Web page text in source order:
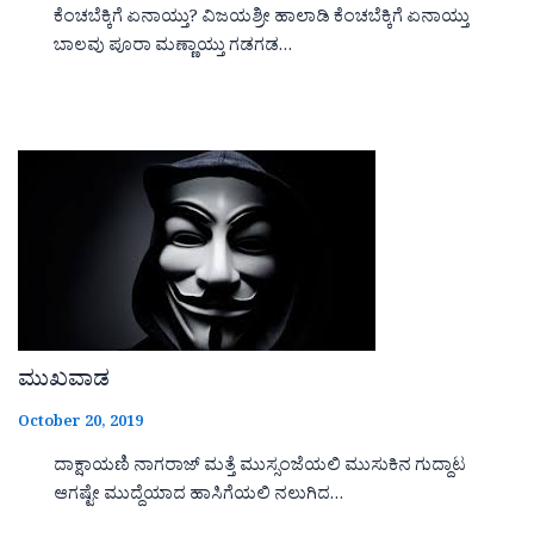
ಕೆಂಚಬೆಕ್ಕಿಗೆ ಏನಾಯ್ತು? ವಿಜಯಶ್ರೀ ಹಾಲಾಡಿ ಕೆಂಚಬೆಕ್ಕಿಗೆ ಏನಾಯ್ತು
ಬಾಲವು ಪೂರಾ ಮಣ್ಣಾಯ್ತು ಗಡಗಡ…
ಮುಖವಾಡ
October 20, 2019
ದಾಕ್ಷಾಯಣಿ ನಾಗರಾಜ್ ಮತ್ತೆ ಮುಸ್ಸಂಜೆಯಲಿ ಮುಸುಕಿನ ಗುದ್ದಾಟ
ಆಗಷ್ಟೇ ಮುದ್ದೆಯಾದ ಹಾಸಿಗೆಯಲಿ ನಲುಗಿದ…